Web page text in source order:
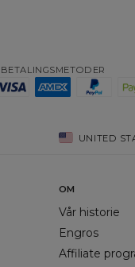
BETALINGSMETODER
UNITED
OM
Vår historie
Engros
Affiliate